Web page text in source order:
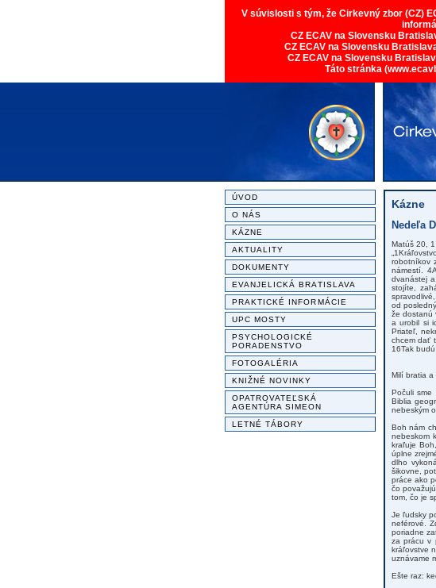
V súvislosti s tým, že Cirkevný zbor (CZ)
CZ ECAV na Slovensku
CZ ECAV na Slovensku
CZ ECAV na Slovensku
Táto stránka
ÚVOD
O NÁS
KÁZNE
AKTUALITY
DOKUMENTY
EVANJELICKÁ BRATISLAVA
PRAKTICKÉ INFORMÁCIE
UPC MOSTY
PSYCHOLOGICKÉ
PORADENSTVO
FOTOGALÉRIA
KNIŽNÉ NOVINKY
OPATROVATEĽSKÁ
AGENTÚRA SIMEON
LETNÉ TÁBORY
Kázne
Nedeľa
Matúš 20,
robotníkov
námestí.
dvanástej
stojíte,
od
že dostanú
a urobil si
Priateľ,
chcem dať
16Tak
Milí bratia a
Počuli sme
Biblia
nebeským
Boh nám
nebeskom
kraľuje
úplne
dlho
šikovne,
práce ako
čo
tom, čo je
Je ľudsky
neférové.
poriadne
za prácu v
kráľovstve
uznávame
Ešte raz: